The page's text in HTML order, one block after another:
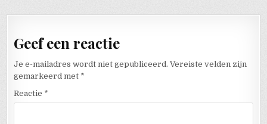
Geef een reactie
Je e-mailadres wordt niet gepubliceerd. Vereiste velden zijn
gemarkeerd met *
Reactie *